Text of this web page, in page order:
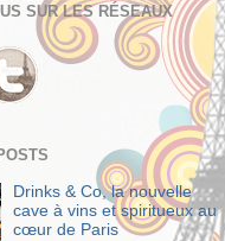
SUR LES RÉSEAUX
Drinks & Co, la nouvelle
cave à vins et spiritueux au
cœur de Paris